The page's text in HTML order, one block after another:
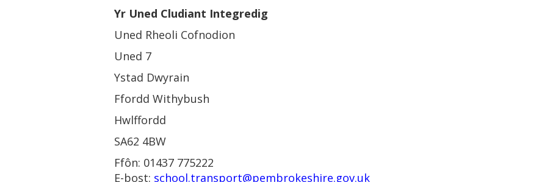
Yr Uned Cludiant Integredig
Uned Rheoli Cofnodion
Uned 7
Ystad Dwyrain
Ffordd Withybush
Hwlffordd
SA62 4BW
Ffôn: 01437 775222
E-bost: school.transport@pembrokeshire.gov.uk